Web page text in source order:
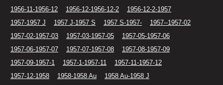
1956-11-1956-12
1956-12-1956-12-2
1956-12-2-1957
1957-1957 J
1957 J-1957 S 1957 S-1957-
1957--1957-02
1957-02-1957-03
1957-03-1957-05
1957-05-1957-06
1957-06-1957-07
1957-07-1957-08
1957-08-1957-09
1957-09-1957-1
1957-1-1957-11
1957-11-1957-12
1957-12-1958
1958-1958 Au
1958 Au-1958 J